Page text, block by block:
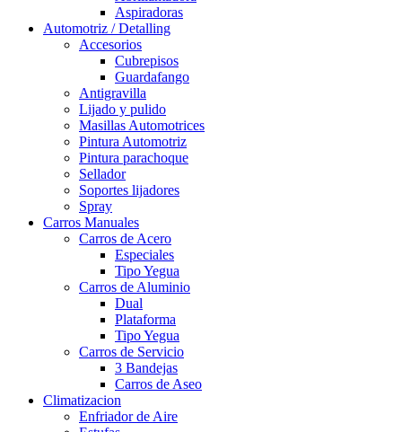
Aspiradoras
Automotriz / Detalling
Accesorios
Cubrepisos
Guardafango
Antigravilla
Lijado y pulido
Masillas Automotrices
Pintura Automotriz
Pintura parachoque
Sellador
Soportes lijadores
Spray
Carros Manuales
Carros de Acero
Especiales
Tipo Yegua
Carros de Aluminio
Dual
Plataforma
Tipo Yegua
Carros de Servicio
3 Bandejas
Carros de Aseo
Climatizacion
Enfriador de Aire